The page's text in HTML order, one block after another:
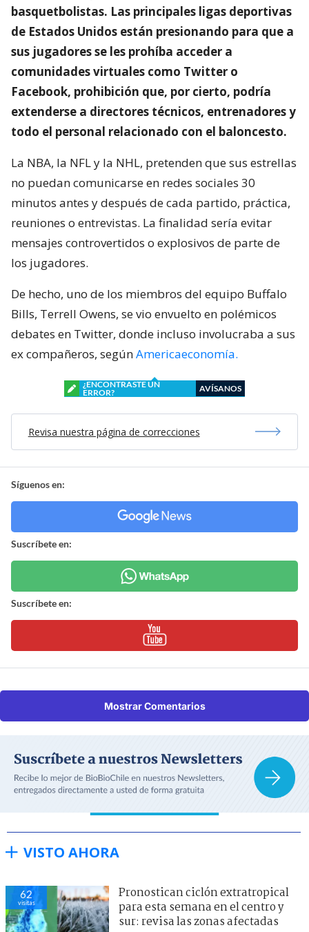
basquetbolistas. Las principales ligas deportivas
de Estados Unidos están presionando para que a
sus jugadores se les prohíba acceder a
comunidades virtuales como Twitter o
Facebook, prohibición que, por cierto, podría
extenderse a directores técnicos, entrenadores y
todo el personal relacionado con el baloncesto.
La NBA, la NFL y la NHL, pretenden que sus estrellas
no puedan comunicarse en redes sociales 30
minutos antes y después de cada partido, práctica,
reuniones o entrevistas. La finalidad sería evitar
mensajes controvertidos o explosivos de parte de
los jugadores.
De hecho, uno de los miembros del equipo Buffalo
Bills, Terrell Owens, se vio envuelto en polémicos
debates en Twitter, donde incluso involucraba a sus
ex compañeros, segúnAmericaeconomía.
¿ENCONTRASTE UN
ERROR?
AVÍSANOS
Revisa nuestra página de correcciones
Síguenos en:
Suscríbete en:
Suscríbete en:
Mostrar Comentarios
VISTO AHORA
62
visitas
Pronostican ciclón extratropical
para esta semana en el centro y
sur: revisa las zonas afectadas